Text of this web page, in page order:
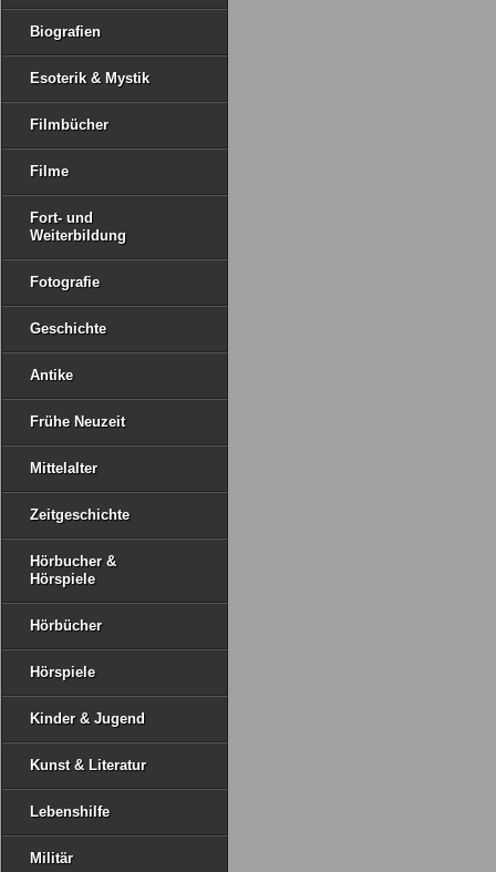
Biografien
Esoterik & Mystik
Filmbücher
Filme
Fort- und
Weiterbildung
Fotografie
Geschichte
Antike
Frühe Neuzeit
Mittelalter
Zeitgeschichte
Hörbucher &
Hörspiele
Hörbücher
Hörspiele
Kinder & Jugend
Kunst & Literatur
Lebenshilfe
Militär